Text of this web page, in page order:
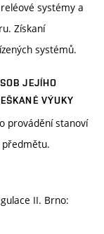
systémy a
Získaní
systémů.
JEJÍHO
VÝUKY
provádění stanoví
předmětu.
II. Brno: